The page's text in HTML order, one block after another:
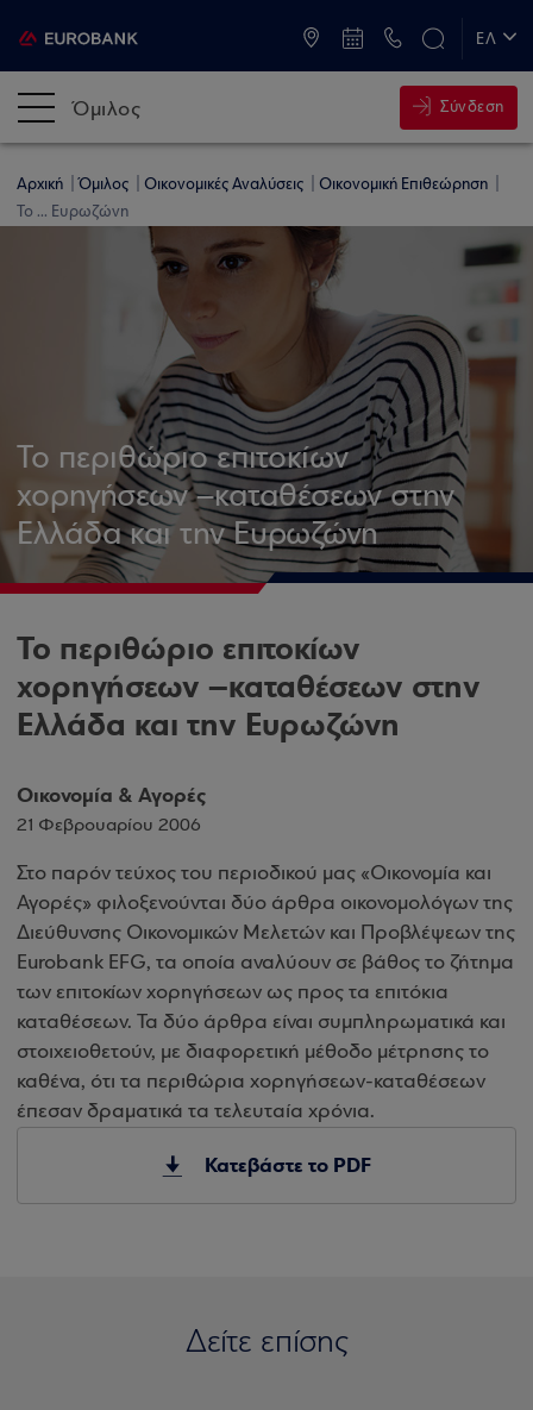
ΕΛ
Όμιλος Σύνδεση
Αρχική Όμιλος Οικονομικές Αναλύσεις
Οικονομική Επιθεώρηση
Το ... Ευρωζώνη
Το περιθώριο επιτοκίων
χορηγήσεων –καταθέσεων στην
Ελλάδα και την Ευρωζώνη
Το περιθώριο επιτοκίων
χορηγήσεων –καταθέσεων στην
Ελλάδα και την Ευρωζώνη
Οικονομία & Αγορές
21 Φεβρουαρίου 2006
Στο παρόν τεύχος του περιοδικού μας «Οικονομία και
Αγορές» φιλοξενούνται δύο άρθρα οικονομολόγων της
Διεύθυνσης Οικονομικών Μελετών και Προβλέψεων της
Eurobank EFG, τα οποία αναλύουν σε βάθος το ζήτημα
των επιτοκίων χορηγήσεων ως προς τα επιτόκια
καταθέσεων. Τα δύο άρθρα είναι συμπληρωματικά και
στοιχειοθετούν, με διαφορετική μέθοδο μέτρησης το
καθένα, ότι τα περιθώρια χορηγήσεων-καταθέσεων
έπεσαν δραματικά τα τελευταία χρόνια.
Κατεβάστε το PDF
Δείτε επίσης